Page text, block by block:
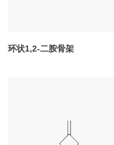
环状1,2-二胺骨架